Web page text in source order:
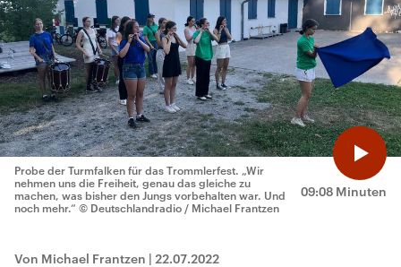
09:08 Minuten
Probe der Turmfalken für das Trommlerfest. „Wir
nehmen uns die Freiheit, genau das gleiche zu
machen, was bisher den Jungs vorbehalten war. Und
noch mehr.“ © Deutschlandradio / Michael Frantzen
Von Michael Frantzen | 22.07.2022